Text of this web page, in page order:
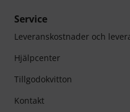
Service
Leveranskostnader och
Hjälpcenter
Tillgodokvitton
Kontakt